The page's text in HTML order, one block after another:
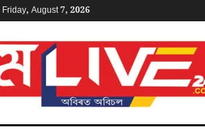
Friday, August 7, 2026